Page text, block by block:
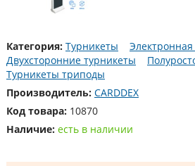
Категория: Турникеты
Двухсторонние турникеты
Турникеты триподы
Производитель: CARDDEX
Код товара: 10870
Наличие: есть в наличии